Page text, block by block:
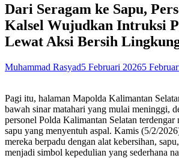
Dari Seragam ke Sapu,
Kalsel Wujudkan Intruksi
Lewat Aksi Bersih
Muhammad Rasyad5 Februari 20265
Pagi itu, halaman Mapolda Kalimantan
bawah sinar matahari yang mulai meninggi,
personel Polda Kalimantan Selatan terdengar
sapu yang menyentuh aspal. Kamis (5/2/
mereka berpadu dengan alat kebersihan,
menjadi simbol kepedulian yang sederhana